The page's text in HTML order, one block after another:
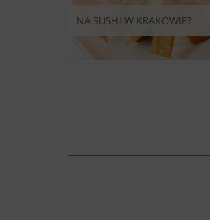
NA SUSHI W KRAKOWIE?